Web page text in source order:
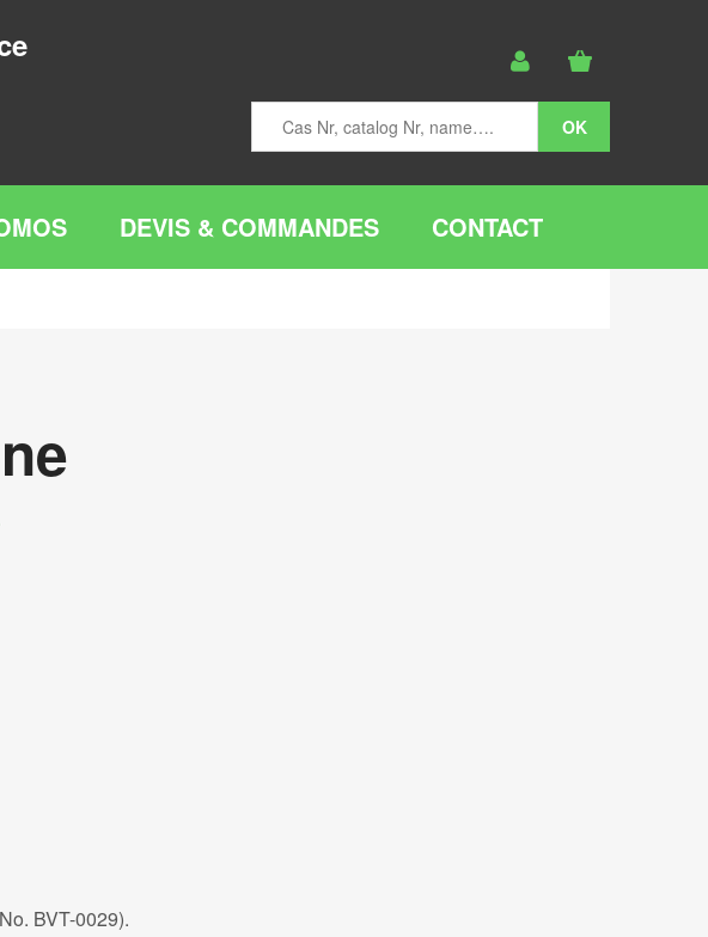
DEVIS & COMMANDES CONTACT
BVT-0029).